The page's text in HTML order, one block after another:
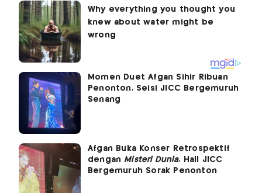
Momen Duet Afgan Sihir Ribuan
Penonton, Seisi JICC Bergemuruh
Senang
Afgan Buka Konser Retrospektif
dengan Misteri Dunia, Hall JICC
Bergemuruh Sorak Penonton